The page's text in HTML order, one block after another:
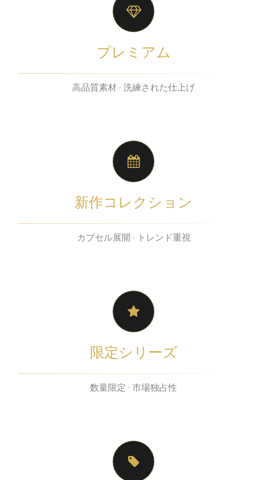
プレミアム
高品質素材 · 洗練された仕上げ
新作コレクション
カプセル展開 · トレンド重視
限定シリーズ
数量限定 · 市場独占性